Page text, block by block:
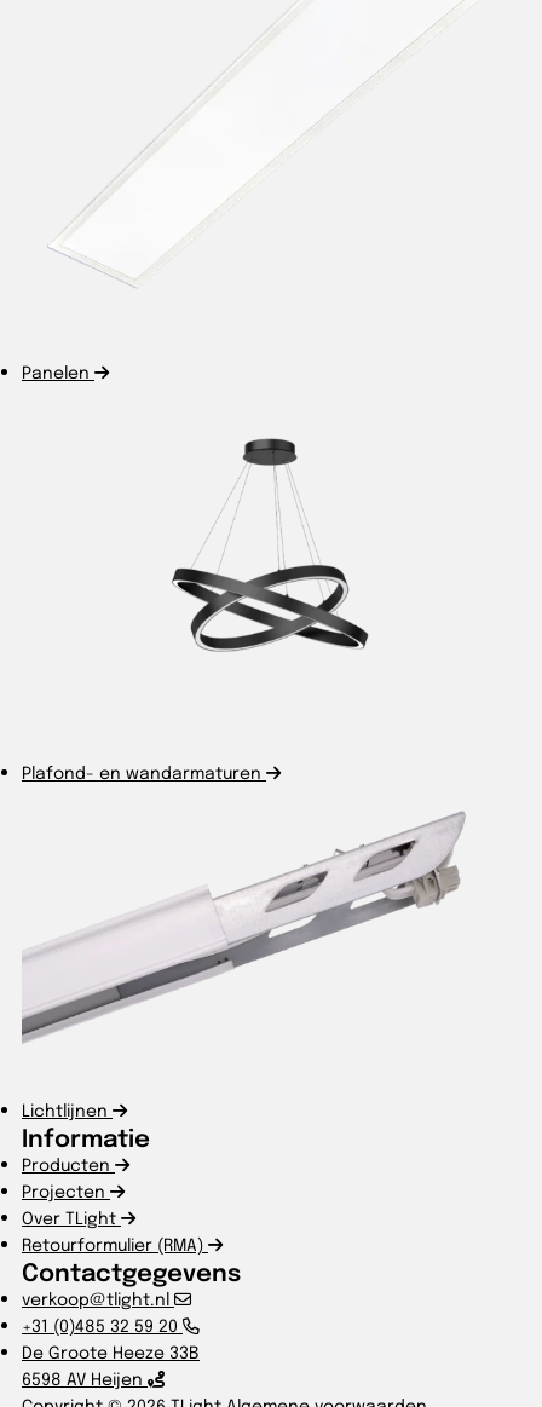
Panelen
Plafond- en wandarmaturen
Lichtlijnen
Informatie
Producten
Projecten
Over TLight
Retourformulier (RMA)
Contactgegevens
verkoop@tlight.nl
+31 (0)485 32 59 20
De Groote Heeze 33B
6598 AV Heijen